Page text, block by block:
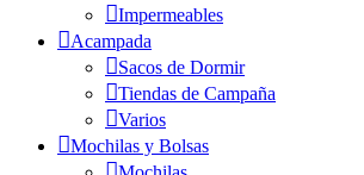
Impermeables
Acampada
Sacos de Dormir
Tiendas de Campaña
Varios
Mochilas y Bolsas